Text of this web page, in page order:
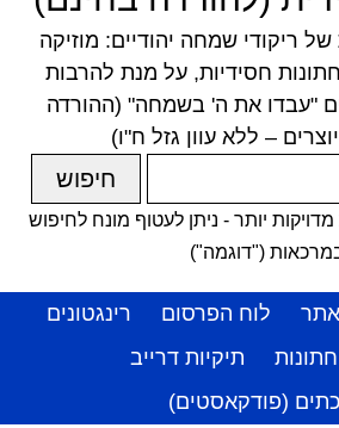
ריקודי שמחה יהודיים: מוזיקה
חסידיות, על מנת להרבות
"עבדו את ה' בשמחה" (ההורדה
– ללא עוון גזל ח"ו)
יותר - ניתן לעטוף מונח לחיפוש
("דוגמה")
לוח הפרסום
רינגטונים
תיקיות דרייב
(פודקאסטים)